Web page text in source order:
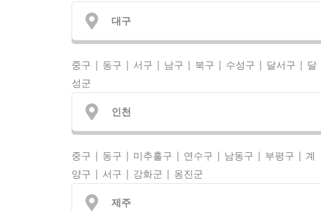
대구
중구 | 동구 | 서구 | 남구 | 북구 | 수성구 | 달서구 | 달
성군
인천
중구 | 동구 | 미추홀구 | 연수구 | 남동구 | 부평구 | 계
양구 | 서구 | 강화군 | 옹진군
제주